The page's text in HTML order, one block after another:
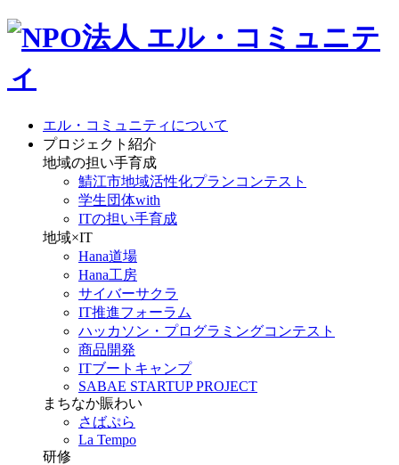
エル・コミュニティについて
プロジェクト紹介
地域の担い手育成
鯖江市地域活性化プランコンテスト
学生団体with
ITの担い手育成
地域×IT
Hana道場
Hana工房
サイバーサクラ
IT推進フォーラム
ハッカソン・プログラミングコンテスト
商品開発
ITブートキャンプ
SABAE STARTUP PROJECT
まちなか賑わい
さばぷら
La Tempo
研修